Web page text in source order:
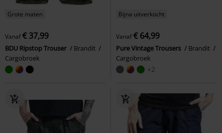
Grote maten
Vanaf€ 37,99
BDU Ripstop Trouser
Brandit
Cargobroek
Bijna uitverkocht
Vanaf€ 64,99
Pure Vintage Trousers
Brandit
Cargobroek
+2